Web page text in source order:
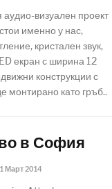
визуален проект
именно у нас,
кристален звук,
екран с ширина 12
конструкции с
монтирано като гръб..
в София
Март 2014